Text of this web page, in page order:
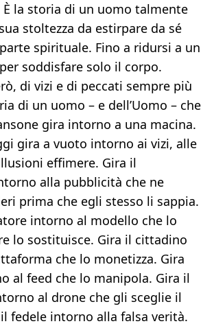
la storia di un uomo talmente
stoltezza da estirpare da sé
spirituale. Fino a ridursi a un
soddisfare solo il corpo.
di vizi e di peccati sempre più
di un uomo – e dell’Uomo – che
gira intorno a una macina.
gira a vuoto intorno ai vizi, alle
effimere. Gira il
alla pubblicità che ne
prima che egli stesso li sappia.
intorno al modello che lo
lo sostituisce. Gira il cittadino
che lo monetizza. Gira
al feed che lo manipola. Gira il
al drone che gli sceglie il
fedele intorno alla falsa verità.